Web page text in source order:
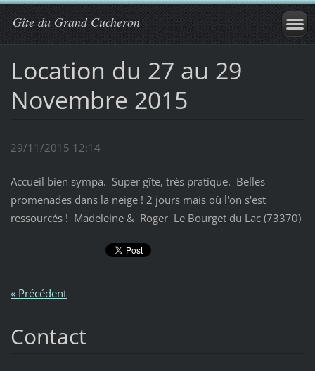
Gîte du Grand Cucheron
Location du 27 au 29
Novembre 2015
29/11/2015 12:14
Accueil bien sympa. Super gîte, très pratique. Belles
promenades dans la neige ! 2 jours mais où l'on s'est
ressourcés ! Madeleine & Roger Le Bourget du Lac (73370)
« Précédent
Contact